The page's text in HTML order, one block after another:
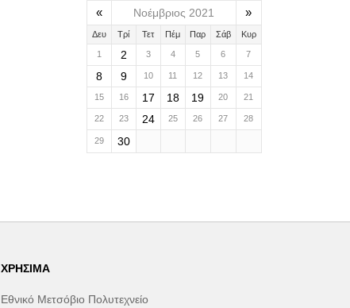
« Νοέμβριος 2021 »
Δευ Τρί Τετ Πέμ Παρ Σάβ Κυρ
1 2 3 4 5 6 7
8 9 10 11 12 13 14
15 16 17 18 19 20 21
22 23 24 25 26 27 28
29 30
ΧΡΉΣΙΜΑ
Εθνικό Μετσόβιο Πολυτεχνείο